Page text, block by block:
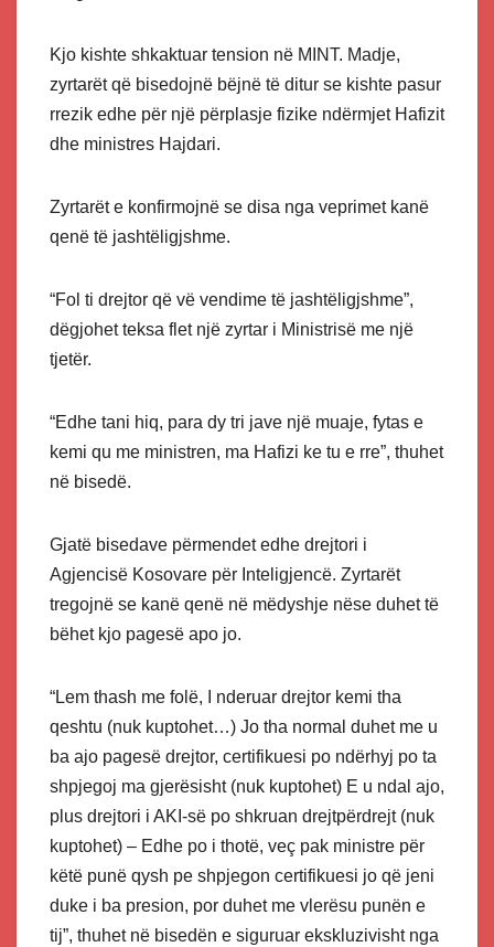
Kjo kishte shkaktuar tension në MINT. Madje,
zyrtarët që bisedojnë bëjnë të ditur se kishte pasur
rrezik edhe për një përplasje fizike ndërmjet Hafizit
dhe ministres Hajdari.
Zyrtarët e konfirmojnë se disa nga veprimet kanë
qenë të jashtëligjshme.
“Fol ti drejtor që vë vendime të jashtëligjshme”,
dëgjohet teksa flet një zyrtar i Ministrisë me një
tjetër.
“Edhe tani hiq, para dy tri jave një muaje, fytas e
kemi qu me ministren, ma Hafizi ke tu e rre”, thuhet
në bisedë.
Gjatë bisedave përmendet edhe drejtori i
Agjencisë Kosovare për Inteligjencë. Zyrtarët
tregojnë se kanë qenë në mëdyshje nëse duhet të
bëhet kjo pagesë apo jo.
“Lem thash me folë, I nderuar drejtor kemi tha
qeshtu (nuk kuptohet…) Jo tha normal duhet me u
ba ajo pagesë drejtor, certifikuesi po ndërhyj po ta
shpjegoj ma gjerësisht (nuk kuptohet) E u ndal ajo,
plus drejtori i AKI-së po shkruan drejtpërdrejt (nuk
kuptohet) – Edhe po i thotë, veç pak ministre për
këtë punë qysh pe shpjegon certifikuesi jo që jeni
duke i ba presion, por duhet me vlerësu punën e
tij”, thuhet në bisedën e siguruar ekskluzivisht nga